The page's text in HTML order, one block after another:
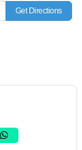
Get Directions